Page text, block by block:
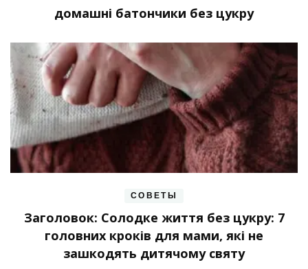
домашні батончики без цукру
СОВЕТЫ
Заголовок: Солодке життя без цукру: 7
головних кроків для мами, які не
зашкодять дитячому святу